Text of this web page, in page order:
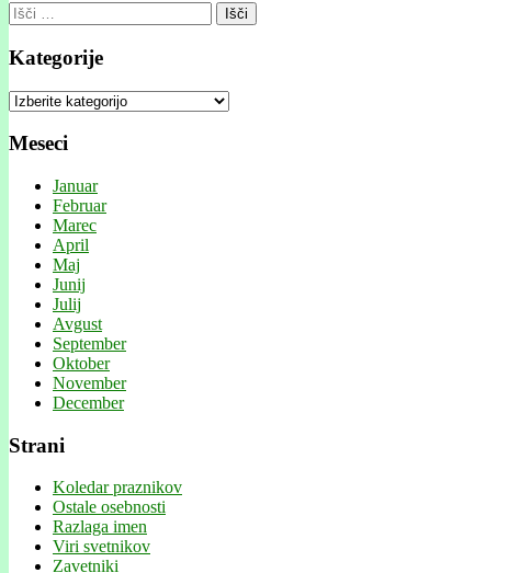
Išči:
Kategorije
Kategorije
Meseci
Januar
Februar
Marec
April
Maj
Junij
Julij
Avgust
September
Oktober
November
December
Strani
Koledar praznikov
Ostale osebnosti
Razlaga imen
Viri svetnikov
Zavetniki